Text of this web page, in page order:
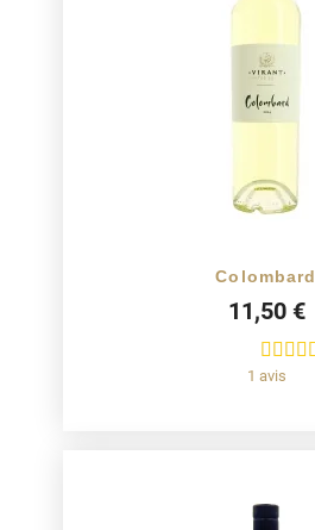
Colombard
11,50 €
1 avis